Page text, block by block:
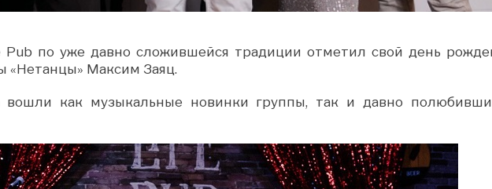
по уже давно сложившейся традиции отметил свой день
«Нетанцы» Максим Заяц.
вошли как музыкальные новинки группы, так и давно